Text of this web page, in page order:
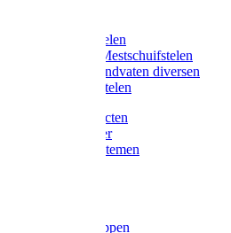
Gardena stelen
Sneeuw- /Mestschuifstelen
Stelen / Handvaten diversen
Telescoopstelen
Tuin producten
Fruitplukker
Ophangsystemen
Betonschoppen